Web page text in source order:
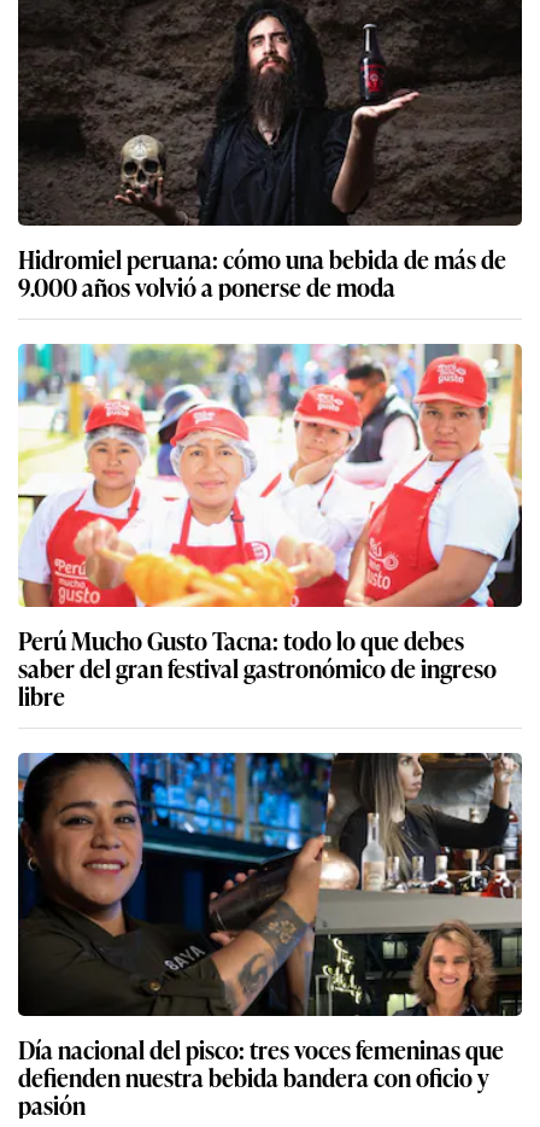
Hidromiel peruana: cómo una bebida de más de
9.000 años volvió a ponerse de moda
Perú Mucho Gusto Tacna: todo lo que debes
saber del gran festival gastronómico de ingreso
libre
Día nacional del pisco: tres voces femeninas que
defienden nuestra bebida bandera con oficio y
pasión